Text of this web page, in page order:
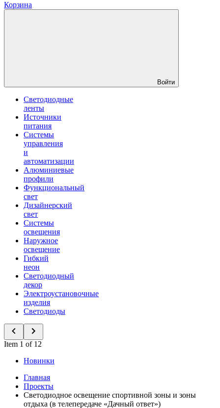
Корзина
Войти
Светодиодные
ленты
Источники
питания
Системы
управления
и
автоматизации
Алюминиевые
профили
Функциональный
свет
Дизайнерский
свет
Системы
освещения
Наружное
освещение
Гибкий
неон
Светодиодный
декор
Электроустановочные
изделия
Светодиоды
Item 1 of 12
Новинки
Главная
Проекты
Светодиодное освещение спортивной зоны и зоны
отдыха (в телепередаче «Дачный ответ»)